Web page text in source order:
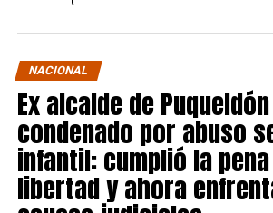
NACIONAL
Ex alcalde de
condenado por abuso
infantil: cumplió la
libertad y ahora